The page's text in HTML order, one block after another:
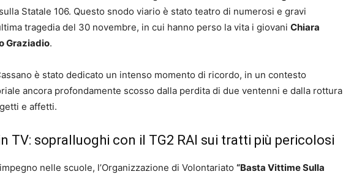
sulla Statale 106. Questo snodo viario è stato teatro di numerosi e gravi
tragedia del 30 novembre, in cui hanno perso la vita i giovani Chiara
Graziadio.
è stato dedicato un intenso momento di ricordo, in un contesto
ancora profondamente scosso dalla perdita di due ventenni e dalla rottura
e affetti.
TV: sopralluoghi con il TG2 RAI sui tratti più pericolosi
nelle scuole, l’Organizzazione di Volontariato “Basta Vittime Sulla